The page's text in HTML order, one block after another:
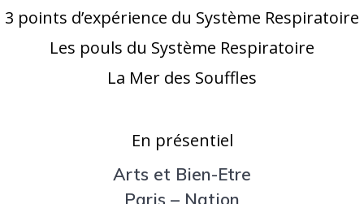
3 points d’expérience du Système Respiratoire
Les pouls du Système Respiratoire
La Mer des Souffles
En présentiel
Arts et Bien-Etre
Paris – Nation